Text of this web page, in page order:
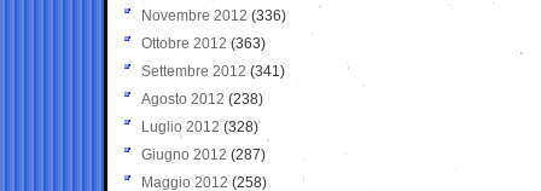
Novembre 2012 (336)
Ottobre 2012 (363)
Settembre 2012 (341)
Agosto 2012 (238)
Luglio 2012 (328)
Giugno 2012 (287)
Maggio 2012 (258)